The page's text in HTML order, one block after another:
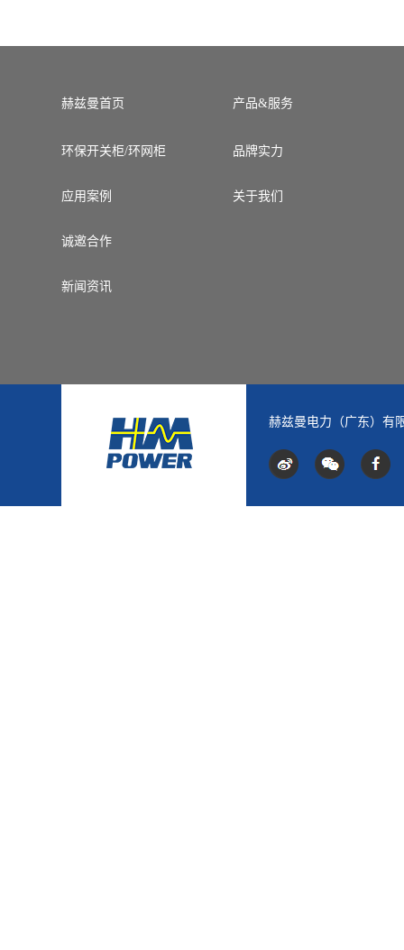
赫兹曼首页
环保开关柜/环网柜
应用案例
诚邀合作
新闻资讯
产品&服务
品牌实力
关于我们
赫兹曼电力（广东）有